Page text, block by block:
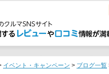
イベント・キャンペーン > ブログ一覧